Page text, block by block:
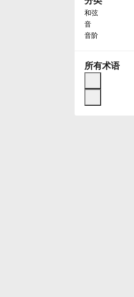
Español
Français
和弦
音
音阶
所有术语